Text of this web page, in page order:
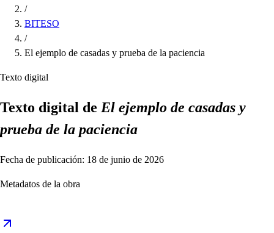
/
BITESO
/
El ejemplo de casadas y prueba de la paciencia
Texto digital
Texto digital de El ejemplo de casadas y
prueba de la paciencia
Fecha de publicación: 18 de junio de 2026
Metadatos de la obra